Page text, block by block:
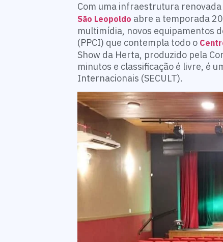
Com uma infraestrutura
São Leopoldo abre a temporada
multimídia, novos equipamentos
(PPCI) que contempla todo o
Show da Herta, produzido pela
minutos e classificação é livre, é
Internacionais (SECULT).